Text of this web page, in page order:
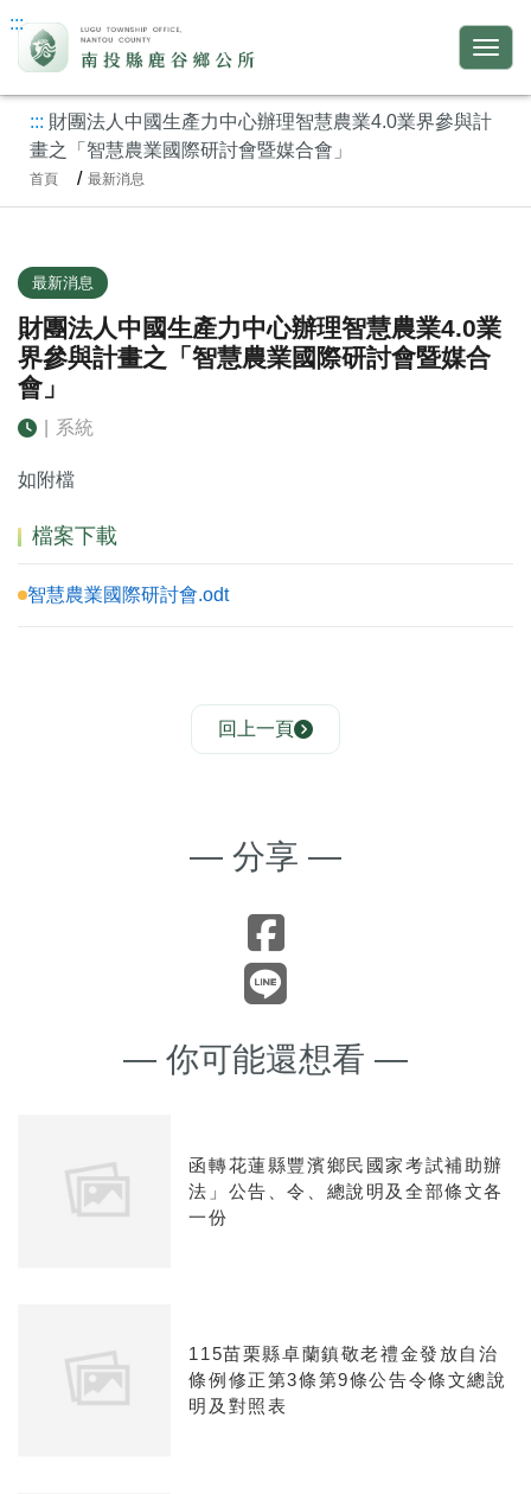
:::
::: 財團法人中國生產力中心辦理智慧農業4.0業界參與計
畫之「智慧農業國際研討會暨媒合會」
首頁 最新消息
最新消息
財團法人中國生產力中心辦理智慧農業4.0業
界參與計畫之「智慧農業國際研討會暨媒合
會」
系統
如附檔
檔案下載
智慧農業國際研討會.odt
回上一頁
— 分享 —
— 你可能還想看 —
函轉花蓮縣豐濱鄉民國家考試補助辦
法」公告、令、總說明及全部條文各
一份
115苗栗縣卓蘭鎮敬老禮金發放自治
條例修正第3條第9條公告令條文總說
明及對照表